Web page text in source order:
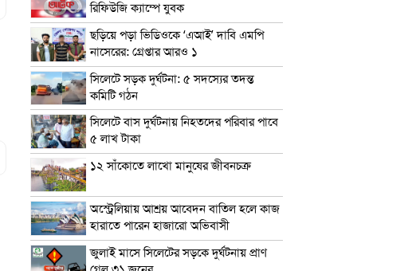
রিফিউজি ক্যাম্পে যুবক
ছড়িয়ে পড়া ভিডিওকে ‘এআই’ দাবি এমপি
নাসেরের: গ্রেপ্তার আরও ১
সিলেটে সড়ক দুর্ঘটনা: ৫ সদস্যের তদন্ত
কমিটি গঠন
সিলেটে বাস দুর্ঘটনায় নিহতদের পরিবার পাবে
৫ লাখ টাকা
১২ সাঁকোতে লাখো মানুষের জীবনচক্র
অস্ট্রেলিয়ায় আশ্রয় আবেদন বাতিল হলে কাজ
হারাতে পারেন হাজারো অভিবাসী
জুলাই মাসে সিলেটের সড়কে দুর্ঘটনায় প্রাণ